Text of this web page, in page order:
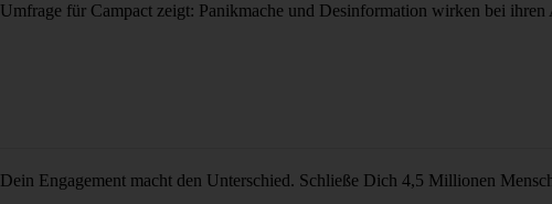
Umfrage für Campact zeigt: Panikmache und Desinformation wirken bei
Dein Engagement macht den Unterschied. Schließe Dich 4,5 Millionen